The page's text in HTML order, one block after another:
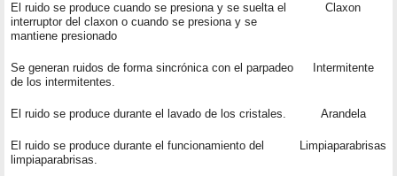
El ruido se produce cuando se presiona y se suelta el
interruptor del claxon o cuando se presiona y se
mantiene presionado
Claxon
Se generan ruidos de forma sincrónica con el parpadeo
de los intermitentes.
Intermitente
El ruido se produce durante el lavado de los cristales. Arandela
El ruido se produce durante el funcionamiento del
limpiaparabrisas.
Limpiaparabrisas